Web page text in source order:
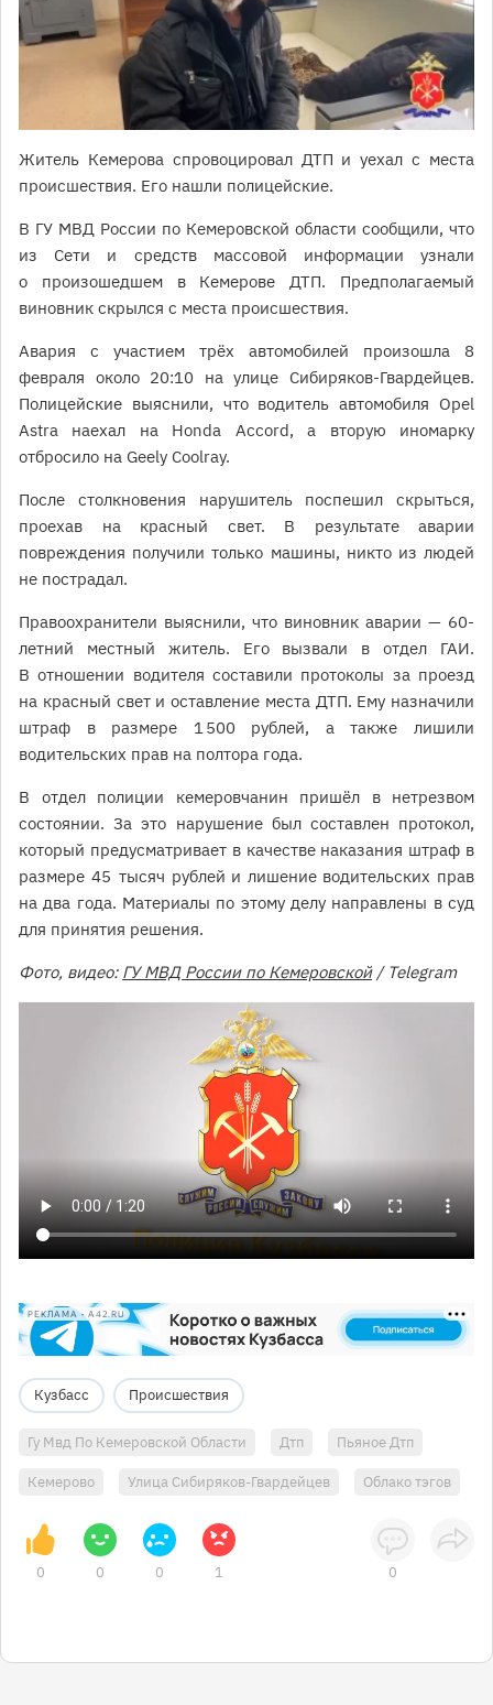
Житель Кемерова спровоцировал ДТП и уехал с места
происшествия. Его нашли полицейские.
В ГУ МВД России по Кемеровской области сообщили, что
из Сети и средств массовой информации узнали
о произошедшем в Кемерове ДТП. Предполагаемый
виновник скрылся с места происшествия.
Авария с участием трёх автомобилей произошла 8
февраля около 20:10 на улице Сибиряков-Гвардейцев.
Полицейские выяснили, что водитель автомобиля Opel
Astra наехал на Honda Accord, а вторую иномарку
отбросило на Geely Coolray.
После столкновения нарушитель поспешил скрыться,
проехав на красный свет. В результате аварии
повреждения получили только машины, никто из людей
не пострадал.
Правоохранители выяснили, что виновник аварии — 60-
летний местный житель. Его вызвали в отдел ГАИ.
В отношении водителя составили протоколы за проезд
на красный свет и оставление места ДТП. Ему назначили
штраф в размере 1 500 рублей, а также лишили
водительских прав на полтора года.
В отдел полиции кемеровчанин пришёл в нетрезвом
состоянии. За это нарушение был составлен протокол,
который предусматривает в качестве наказания штраф в
размере 45 тысяч рублей и лишение водительских прав
на два года. Материалы по этому делу направлены в суд
для принятия решения.
Фото, видео: ГУ МВД России по Кемеровской/ Telegram
РЕКЛАМА • A42.RU
Кузбасс Происшествия
Гу Мвд По Кемеровской Области Дтп Пьяное Дтп
Кемерово Улица Сибиряков-Гвардейцев Облако тэгов
0 0 0 1 0